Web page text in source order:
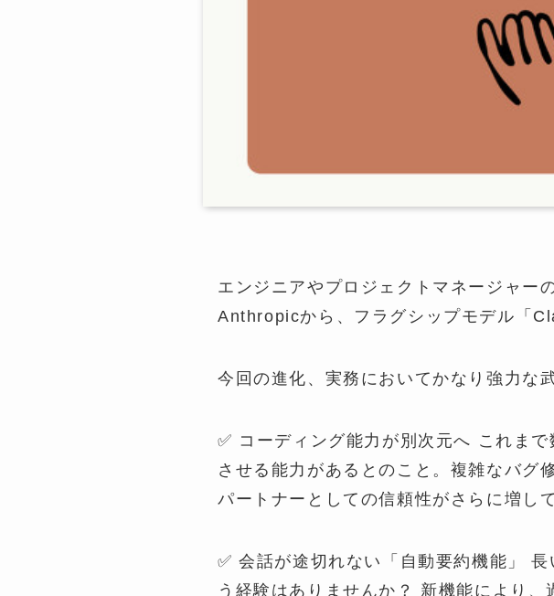
エンジニアやプロジェクトマネージャー
Anthropicから、フラグシップモデル「
今回の進化、実務においてかなり強力な
✅ コーディング能力が別次元へ これま
させる能力があるとのこと。複雑なバグ
パートナーとしての信頼性がさらに増し
✅ 会話が途切れない「自動要約機能」
う経験はありませんか？ 新機能により